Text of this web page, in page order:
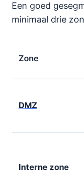
Een goed
minimaal drie
Zone
DMZ
Interne zone